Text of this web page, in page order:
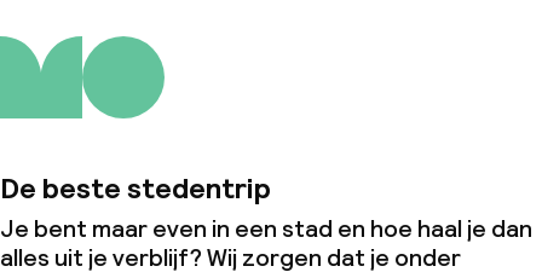
De beste stedentrip
Je bent maar even in een stad en hoe haal je dan
alles uit je verblijf? Wij zorgen dat je onder